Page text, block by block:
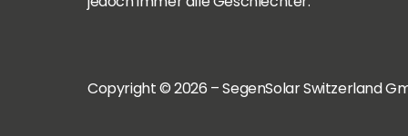
Copyright © 2026 – SegenSolar Switzerland